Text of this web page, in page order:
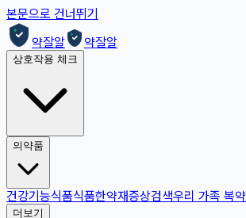
본문으로 건너뛰기
약잘알
약잘알
상호작용 체크
의약품
건강기능식품식품한약재증상검색우리 가족 복
더보기